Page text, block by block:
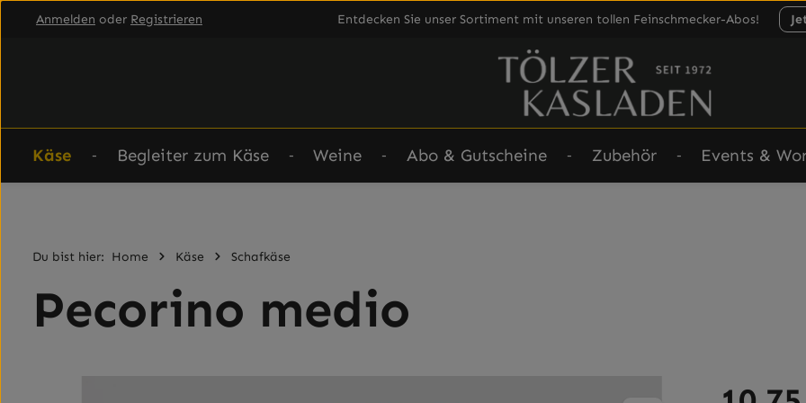
Hauptinhalt springen
Zur Hauptnavigation springen
Anmelden oder Registrieren Entdecken Sie unser Sortiment mit unseren tollen Feinschmecker-Abos!
Käse Begleiter zum Käse Weine Abo & Gutscheine Zubehör Events &
Du bist hier: Home Käse Schafkäse
Pecorino medio